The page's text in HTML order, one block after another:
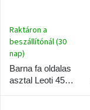
Barna fa oldalas
asztal Leoti 45
Raktáron a
beszállítónál (30
nap)